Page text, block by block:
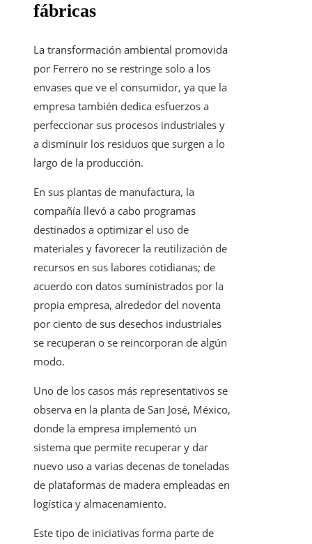
fábricas
La transformación ambiental promovida
por Ferrero no se restringe solo a los
envases que ve el consumidor, ya que la
empresa también dedica esfuerzos a
perfeccionar sus procesos industriales y
a disminuir los residuos que surgen a lo
largo de la producción.
En sus plantas de manufactura, la
compañía llevó a cabo programas
destinados a optimizar el uso de
materiales y favorecer la reutilización de
recursos en sus labores cotidianas; de
acuerdo con datos suministrados por la
propia empresa, alrededor del noventa
por ciento de sus desechos industriales
se recuperan o se reincorporan de algún
modo.
Uno de los casos más representativos se
observa en la planta de San José, México,
donde la empresa implementó un
sistema que permite recuperar y dar
nuevo uso a varias decenas de toneladas
de plataformas de madera empleadas en
logística y almacenamiento.
Este tipo de iniciativas forma parte de